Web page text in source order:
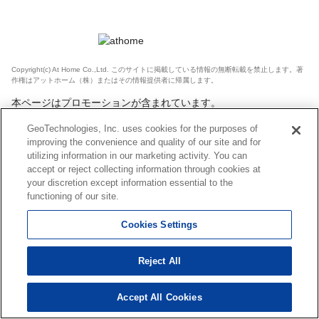
Copyright(c) At Home Co.,Ltd. このサイトに掲載している情報の無断転載を禁止します。著
作権はアットホーム（株）またはその情報提供者に帰属します。
本ページはプロモーションが含まれています。
GeoTechnologies, Inc. uses cookies for the purposes of
improving the convenience and quality of our site and for
utilizing information in our marketing activity. You can
accept or reject collecting information through cookies at
your discretion except information essential to the
functioning of our site.
Cookies Settings
Reject All
Accept All Cookies